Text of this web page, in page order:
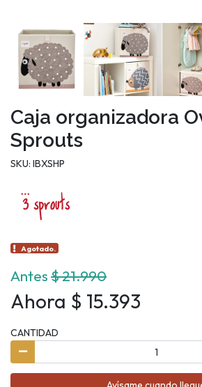
Caja organizadora
Sprouts
SKU: IBXSHP
Agotado.
Antes$ 21.990
Ahora $ 15.393
CANTIDAD